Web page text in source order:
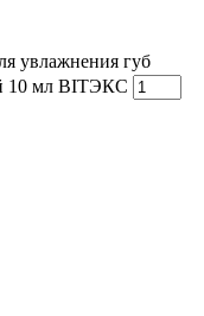
увлажнения губ
10 мл BITЭКС